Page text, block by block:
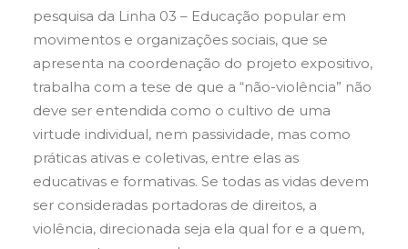
pesquisa da Linha 03 – Educação popular em
movimentos e organizações sociais, que se
apresenta na coordenação do projeto expositivo,
trabalha com a tese de que a “não-violência” não
deve ser entendida como o cultivo de uma
virtude individual, nem passividade, mas como
práticas ativas e coletivas, entre elas as
educativas e formativas. Se todas as vidas devem
ser consideradas portadoras de direitos, a
violência, direcionada seja ela qual for e a quem,